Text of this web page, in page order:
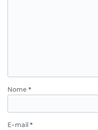
Nome *
E-mail *